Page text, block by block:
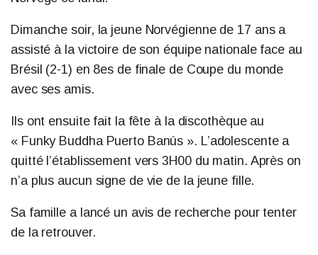
Dimanche soir, la jeune Norvégienne de 17 ans a
assisté à la victoire de son équipe nationale face au
Brésil (2-1) en 8es de finale de Coupe du monde
avec ses amis.
Ils ont ensuite fait la fête à la discothèque au
« Funky Buddha Puerto Banús ». L’adolescente a
quitté l’établissement vers 3H00 du matin. Après on
n’a plus aucun signe de vie de la jeune fille.
Sa famille a lancé un avis de recherche pour tenter
de la retrouver.